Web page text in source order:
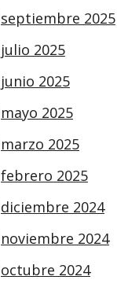
septiembre 2025
julio 2025
junio 2025
mayo 2025
marzo 2025
febrero 2025
diciembre 2024
noviembre 2024
octubre 2024